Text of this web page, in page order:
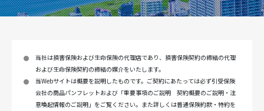
当社は損害保険および生命保険の代理店であり、損害保険契約の締結の代理
および生命保険契約の締結の媒介をいたします。
当Webサイトは概要を説明したものです。ご契約にあたっては必ず引受保険
会社の商品パンフレットおよび「重要事項のご説明 契約概要のご説明・注
意喚起情報のご説明」をご覧ください。また詳しくは普通保険約款・特約を